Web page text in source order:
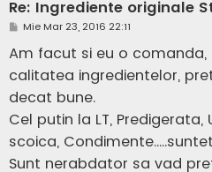
Re: Ingrediente originale
M
s
a
j
Mie Mar 23, 2016 22:11
Am facut si eu o
calitatea ingredientelor,
decat bune.
Cel putin la LT,
scoica,
Sunt nerabdator sa vad